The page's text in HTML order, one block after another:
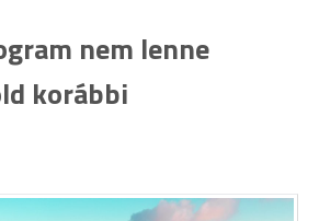
nem lenne
korábbi